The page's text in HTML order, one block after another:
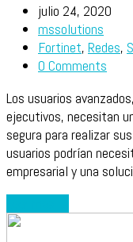
julio 24, 2020
mssolutions
Fortinet, Redes,
0 Comments
Los usuarios
ejecutivos, necesitan
segura para realizar
usuarios podrían
empresarial y una